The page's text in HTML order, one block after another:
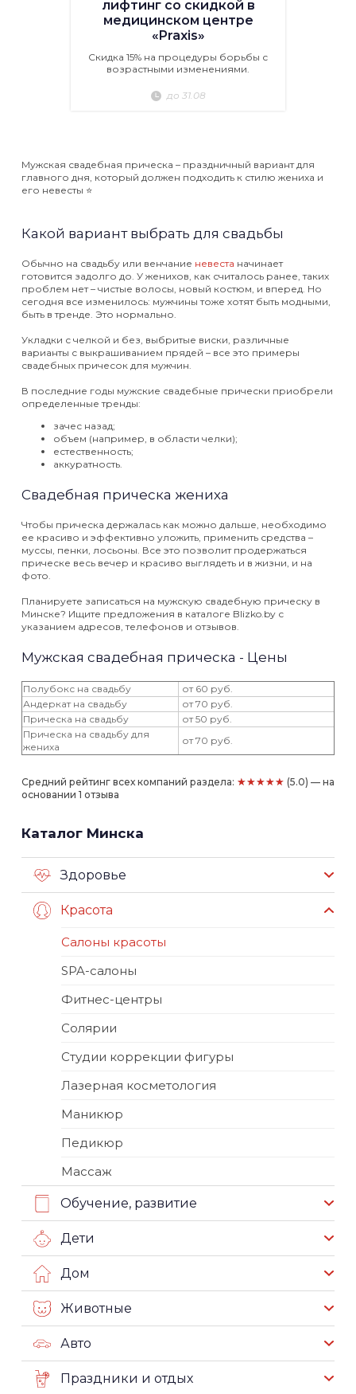
лифтинг со скидкой в
медицинском центре
«Praxis»
Скидка 15% на процедуры борьбы с
возрастными изменениями.
до 31.08
Мужская свадебная прическа – праздничный вариант для
главного дня, который должен подходить к стилю жениха и
его невесты ⭐️
Какой вариант выбрать для свадьбы
Обычно на свадьбу или венчание невеста начинает
готовится задолго до. У женихов, как считалось ранее, таких
проблем нет – чистые волосы, новый костюм, и вперед. Но
сегодня все изменилось: мужчины тоже хотят быть модными,
быть в тренде. Это нормально.
Укладки с челкой и без, выбритые виски, различные
варианты с выкрашиванием прядей – все это примеры
свадебных причесок для мужчин.
В последние годы мужские свадебные прически приобрели
определенные тренды:
зачес назад;
объем (например, в области челки);
естественность;
аккуратность.
Свадебная прическа жениха
Чтобы прическа держалась как можно дальше, необходимо
ее красиво и эффективно уложить, применить средства –
муссы, пенки, лосьоны. Все это позволит продержаться
прическе весь вечер и красиво выглядеть и в жизни, и на
фото.
Планируете записаться на мужскую свадебную прическу в
Минске? Ищите предложения в каталоге Blizko.by с
указанием адресов, телефонов и отзывов.
Мужская свадебная прическа - Цены
Полубокс на свадьбу
от 60 руб.
Андеркат на свадьбу
от 70 руб.
Прическа на свадьбу
от 50 руб.
Прическа на свадьбу для
жениха
от 70 руб.
Средний рейтинг всех компаний раздела: ★★★★★ (5.0) — на
основании 1 отзыва
Каталог Минска
Здоровье
Красота
Салоны красоты
SPA-салоны
Фитнес-центры
Солярии
Студии коррекции фигуры
Лазерная косметология
Маникюр
Педикюр
Массаж
Обучение, развитие
Дети
Дом
Животные
Авто
Праздники и отдых